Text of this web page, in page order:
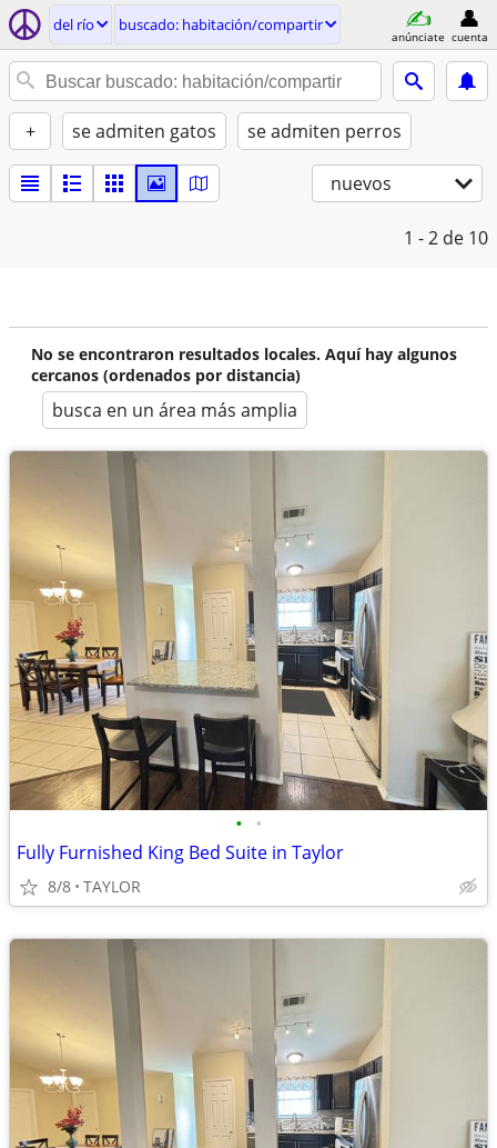
del río buscado: habitación/compartir
anúnciate cuenta
+ se admiten gatos se admiten perros
nuevos
1 - 2 de 10
No se encontraron resultados locales. Aquí hay algunos
cercanos (ordenados por distancia)
busca en un área más amplia
• •
Fully Furnished King Bed Suite in Taylor
8/8 TAYLOR